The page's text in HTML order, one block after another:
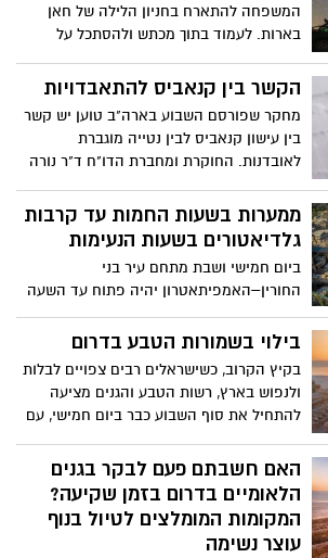
ואלוורה מסייעים לתמיכה בבריאות מערכת
המשפחה להתארח בחניון הלילה של חאן
בארות. לעמוד בתוך מכתש ולהסתכל על
בשעות הלילה , לשכב על הגב ולחפש "כוכבים
נופלים" בשמיים.
הקשר בין קנאביס להתאבדויות
מחקר שפורסם השבוע בארה"ב טוען יש קשר
בין עישון קנאביס לבין נטייה מוגברת
לאובדנות. החוקרת ומחברת הדו"ח ד"ר נורה
בקרב 280 אלף בגירים בני 35-18. העובדה
היא שכבר ידועה היא שהתאבדות של בגירים
צעירים היא בין גורם המוות המוביל בארה"ב.
ממערות בשעות החמות עד קרבות
גלדיאטורים בשעות הנעימות
ביום חמישי ושבת מתחם עיר בני
החורין–האמפיתאטרון יהיה פתוח עד השעה
19:30. כשמתחם המערות בבית גוברין נסגר
לביקור המשיכו את טיולכם במתחם עיר בני
בילוי בשמורות הטבע בדרום
בקיץ הקרוב, כשישראלים רבים צפויים לבלות
ולנפוש בארץ, רשות הטבע והגנים מציעה
להתחיל את סוף השבוע כבר ביום חמישי, עם
וחוויית ביקור נעימה ומיוחדת גם בשעות
הזריחה והשקיעה המרהיבות של הדרום
המופלא
האם חשבתם פעם לבקר בגנים
הלאומיים בדרום בזמן שקיעה?
המקומות המומלצים לטיול בנוף
עוצר נשימה